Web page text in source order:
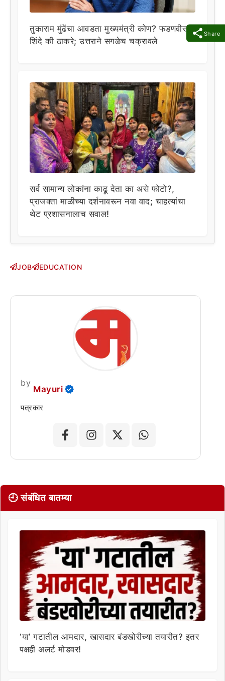
Share
तुकाराम मुंढेंचा आवडता मुख्यमंत्री कोण? फडणवीस,
शिंदे की ठाकरे; उत्तराने सगळेच चक्रावले
सर्व सामान्य लोकांना काढू देता का असे फोटो?,
प्राजक्ता माळीच्या दर्शनावरून नवा वाद; चाहत्यांचा
थेट प्रशासनालाच सवाल!
JOB EDUCATION
by
Mayuri
पत्रकार
🕘 संबंधित बातम्या
‘या’ गटातील आमदार, खासदार बंडखोरीच्या तयारीत? इतर
पक्षही अलर्ट मोडवर!